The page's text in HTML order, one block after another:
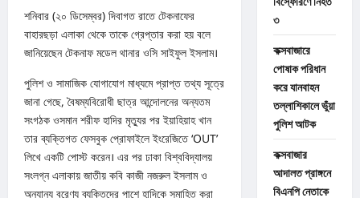
শনিবার (২০ ডিসেম্বর) দিবাগত রাতে টেকনাফের
বাহারছড়া এলাকা থেকে তাকে গ্রেপ্তার করা হয় বলে
জানিয়েছেন টেকনাফ মডেল থানার ওসি সাইফুল ইসলাম।
পুলিশ ও সামাজিক যোগাযোগ মাধ্যমে প্রাপ্ত তথ্য সূত্রে
জানা গেছে, বৈষম্যবিরোধী ছাত্র আন্দোলনের অন্যতম
সংগঠক ওসমান শরীফ হাদির মৃত্যুর পর ইয়াহিয়াহ খান
তার ব্যক্তিগত ফেসবুক প্রোফাইলে ইংরেজিতে ‘OUT’
লিখে একটি পোস্ট করেন। এর পর ঢাকা বিশ্ববিদ্যালয়
সংলগ্ন এলাকায় জাতীয় কবি কাজী নজরুল ইসলাম ও
অন্যান্য বরেণ্য ব্যক্তিদের পাশে হাদিকে সমাহিত করা
৩
কক্সবাজারে
পোষাক পরিধান
করে যানবাহন
তল্লাশিকালে ভুঁয়া
পুলিশ আটক
কক্সবাজার
আদালত প্রাঙ্গনে
বিএনপি নেতাকে